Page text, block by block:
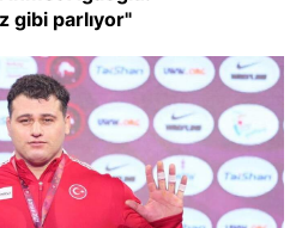
gibi parlıyor"